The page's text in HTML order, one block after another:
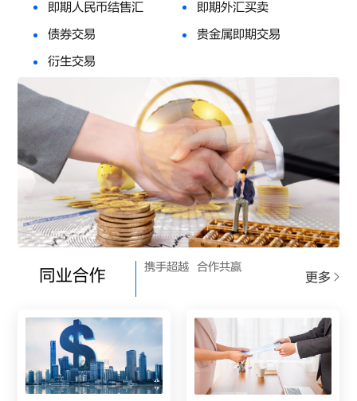
即期人民币结售汇
即期外汇买卖
债券交易
贵金属即期交易
衍生交易
同业合作 携手超越 合作共赢
更多